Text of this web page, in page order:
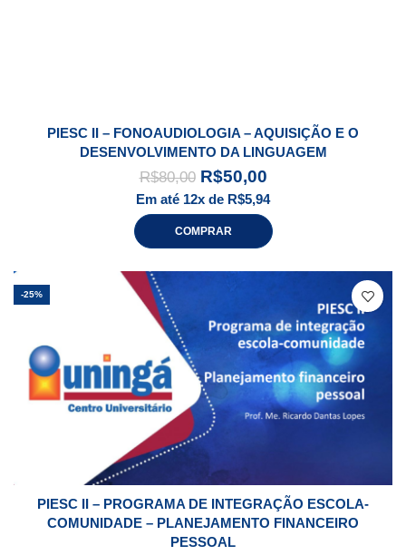
PIESC II – FONOAUDIOLOGIA – AQUISIÇÃO E O
DESENVOLVIMENTO DA LINGUAGEM
R$80,00 R$50,00
Em até 12x de R$5,94
COMPRAR
-25%
PIESC II – PROGRAMA DE INTEGRAÇÃO ESCOLA-
COMUNIDADE – PLANEJAMENTO FINANCEIRO
PESSOAL